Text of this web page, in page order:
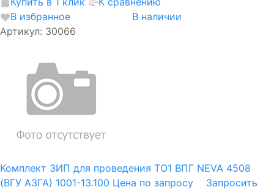
В избранное
В наличии
Артикул: 30066
Комплект ЗИП для проведения ТО1 ВПГ NEVA 4508
(ВГУ АЗГА) 1001-13.100 Цена по запросу
Запросить